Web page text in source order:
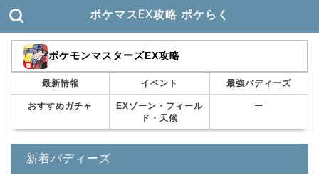
ポケマスEX攻略 ポケらく
ポケモンマスターズEX攻略
最新情報 イベント 最強バディーズ
おすすめガチャ
EXゾーン・フィール
ド・天候
ー
新着バディーズ